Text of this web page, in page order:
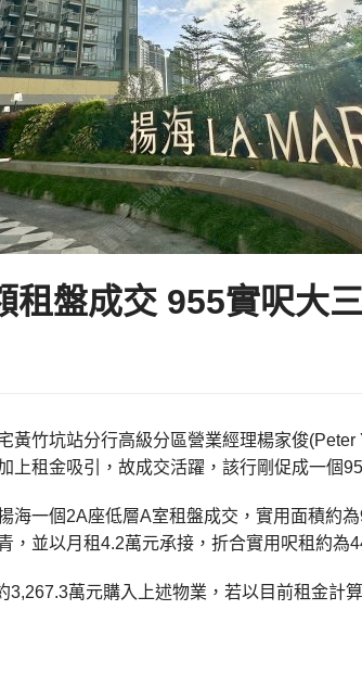
租盤成交 955實呎大
黃竹坑站分行高級分區營業經理楊家俊
上租金吸引，故成交活躍，該行剛促成一個
海一個2A座低層A室租盤成交，實用面積約
，並以月租4.2萬元承接，折合實用呎租約為
3,267.3萬元購入上述物業，若以目前租金計